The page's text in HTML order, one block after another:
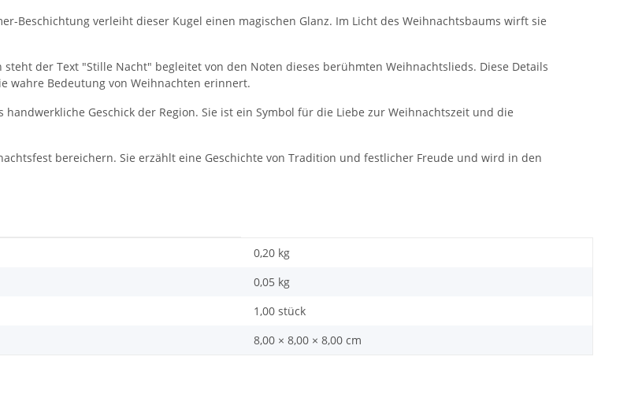
Beschichtung verleiht dieser Kugel einen magischen Glanz. Im Licht des Weihnachtsbaums wirft sie
der Text "Stille Nacht" begleitet von den Noten dieses berühmten Weihnachtslieds. Diese Details
wahre Bedeutung von Weihnachten erinnert.
Geschick der Region. Sie ist ein Symbol für die Liebe zur Weihnachtszeit und die
bereichern. Sie erzählt eine Geschichte von Tradition und festlicher Freude und wird in den
0,20 kg
0,05 kg
1,00 stück
8,00 × 8,00 × 8,00 cm